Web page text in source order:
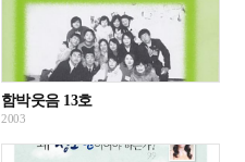
함박웃음 13호
2003